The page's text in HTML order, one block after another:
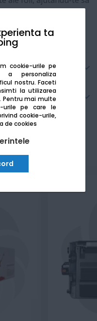
ta
cookie-urile pe
a personaliza
nostru. Faceti
la utilizarea
Pentru mai multe
urile pe care le
cookie-urile,
de cookies
resurse.